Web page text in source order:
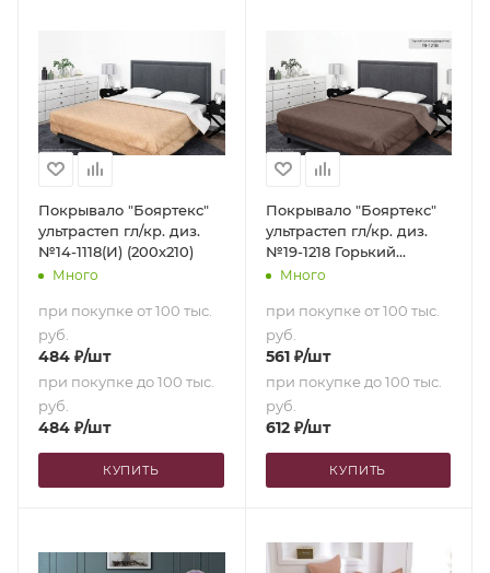
Покрывало "Бояртекс"
ультрастеп гл/кр. диз.
№14-1118(И) (200х210)
Много
при покупке от 100 тыс.
руб.
484 ₽/шт
при покупке до 100 тыс.
руб.
484 ₽/шт
КУПИТЬ
Покрывало "Бояртекс"
ультрастеп гл/кр. диз.
№19-1218 Горький
шоколад (верх/низ
(150х210)
Много
при покупке от 100 тыс.
руб.
561₽/шт
при покупке до 100 тыс.
руб.
612₽/шт
КУПИТЬ